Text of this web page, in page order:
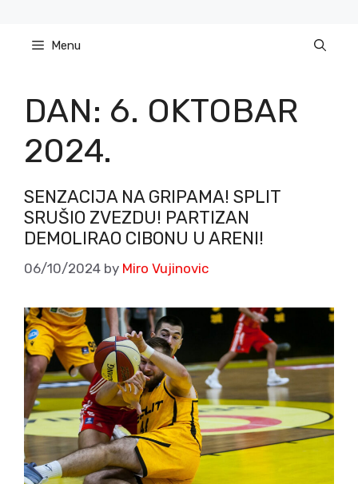
content Menu
DAN: 6. OKTOBAR
2024.
SENZACIJA NA GRIPAMA! SPLIT
SRUŠIO ZVEZDU! PARTIZAN
DEMOLIRAO CIBONU U ARENI!
06/10/2024 by Miro Vujinovic